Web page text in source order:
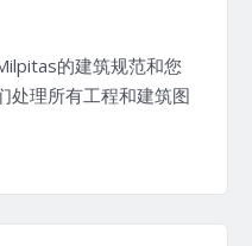
的建筑规范和您
处理所有工程和建筑图